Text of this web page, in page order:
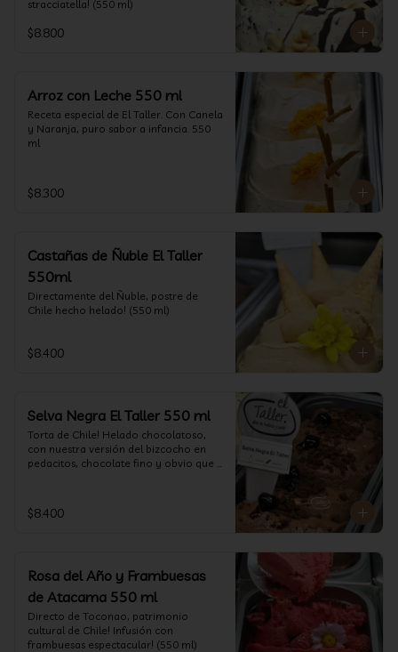
stracciatella! (550 ml)
$8.800
Arroz con Leche 550 ml
Receta especial de El Taller. Con Canela
y Naranja, puro sabor a infancia. 550
ml
$8.300
Castañas de Ñuble El Taller
550ml
Directamente del Ñuble, postre de
Chile hecho helado! (550 ml)
$8.400
Selva Negra El Taller 550 ml
Torta de Chile! Helado chocolatoso,
con nuestra versión del bizcocho en
pedacitos, chocolate fino y obvio que
$8.400
Rosa del Año y Frambuesas
de Atacama 550 ml
Directo de Toconao, patrimonio
cultural de Chile! Infusión con
frambuesas espectacular! (550 ml)